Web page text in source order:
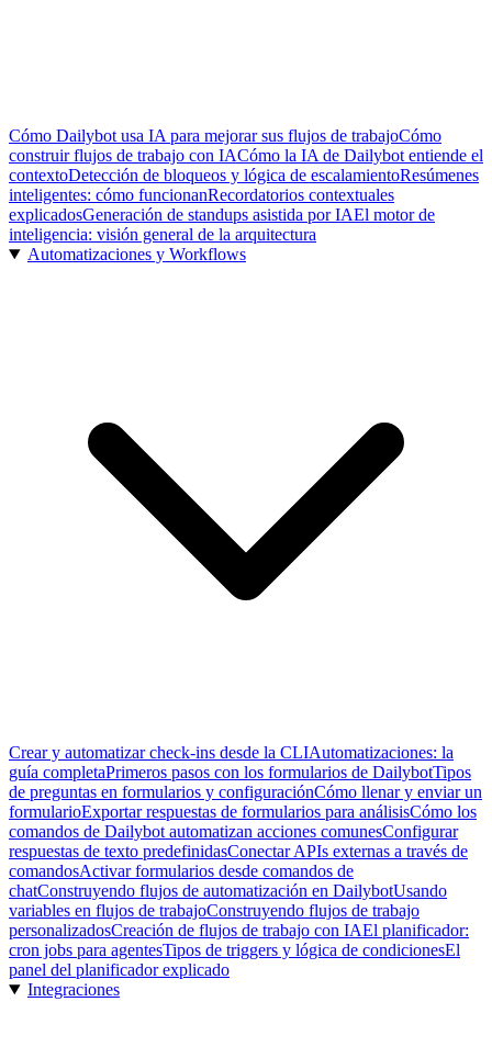
Cómo Dailybot usa IA para mejorar sus flujos de trabajoCómo
construir flujos de trabajo con IACómo la IA de Dailybot entiende el
contextoDetección de bloqueos y lógica de escalamientoResúmenes
inteligentes: cómo funcionanRecordatorios contextuales
explicadosGeneración de standups asistida por IAEl motor de
inteligencia: visión general de la arquitectura
Automatizaciones y Workflows
Crear y automatizar check-ins desde la CLIAutomatizaciones: la
guía completaPrimeros pasos con los formularios de DailybotTipos
de preguntas en formularios y configuraciónCómo llenar y enviar un
formularioExportar respuestas de formularios para análisisCómo los
comandos de Dailybot automatizan acciones comunesConfigurar
respuestas de texto predefinidasConectar APIs externas a través de
comandosActivar formularios desde comandos de
chatConstruyendo flujos de automatización en DailybotUsando
variables en flujos de trabajoConstruyendo flujos de trabajo
personalizadosCreación de flujos de trabajo con IAEl planificador:
cron jobs para agentesTipos de triggers y lógica de condicionesEl
panel del planificador explicado
Integraciones